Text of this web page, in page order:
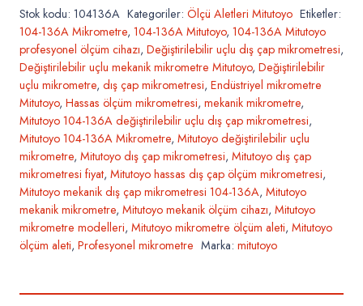
Stok kodu: 104136A Kategoriler: Ölçü Aletleri Mitutoyo Etiketler:
104-136A Mikrometre, 104-136A Mitutoyo, 104-136A Mitutoyo
profesyonel ölçüm cihazı, Değiştirilebilir uçlu dış çap mikrometresi,
Değiştirilebilir uçlu mekanik mikrometre Mitutoyo, Değiştirilebilir
uçlu mikrometre, dış çap mikrometresi, Endüstriyel mikrometre
Mitutoyo, Hassas ölçüm mikrometresi, mekanik mikrometre,
Mitutoyo 104-136A değiştirilebilir uçlu dış çap mikrometresi,
Mitutoyo 104-136A Mikrometre, Mitutoyo değiştirilebilir uçlu
mikrometre, Mitutoyo dış çap mikrometresi, Mitutoyo dış çap
mikrometresi fiyat, Mitutoyo hassas dış çap ölçüm mikrometresi,
Mitutoyo mekanik dış çap mikrometresi 104-136A, Mitutoyo
mekanik mikrometre, Mitutoyo mekanik ölçüm cihazı, Mitutoyo
mikrometre modelleri, Mitutoyo mikrometre ölçüm aleti, Mitutoyo
ölçüm aleti, Profesyonel mikrometre Marka: mitutoyo